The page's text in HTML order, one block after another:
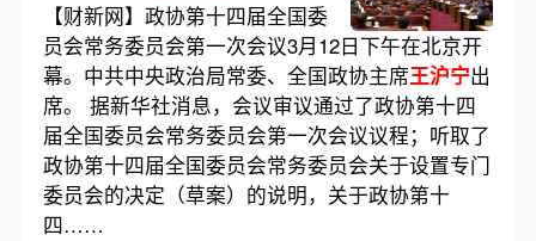
【财新网】政协第十四届全国委
员会常务委员会第一次会议3月12日下午在北京开
幕。中共中央政治局常委、全国政协主席王沪宁出
席。 据新华社消息，会议审议通过了政协第十四
届全国委员会常务委员会第一次会议议程；听取了
政协第十四届全国委员会常务委员会关于设置专门
委员会的决定（草案）的说明，关于政协第十
四……